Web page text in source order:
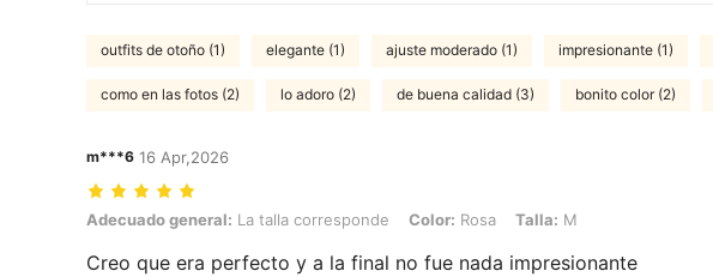
outfits de otoño (1) elegante (1) ajuste moderado (1) impresionante (1)
como en las fotos (2) lo adoro (2) de buena calidad (3) bonito color (2)
m***6 16 Apr,2026
Adecuado general: La talla corresponde, Color: Rosa, Talla: M
Adecuado general: La talla corresponde Color: Rosa Talla: M
Creo que era perfecto y a la final no fue nada impresionante